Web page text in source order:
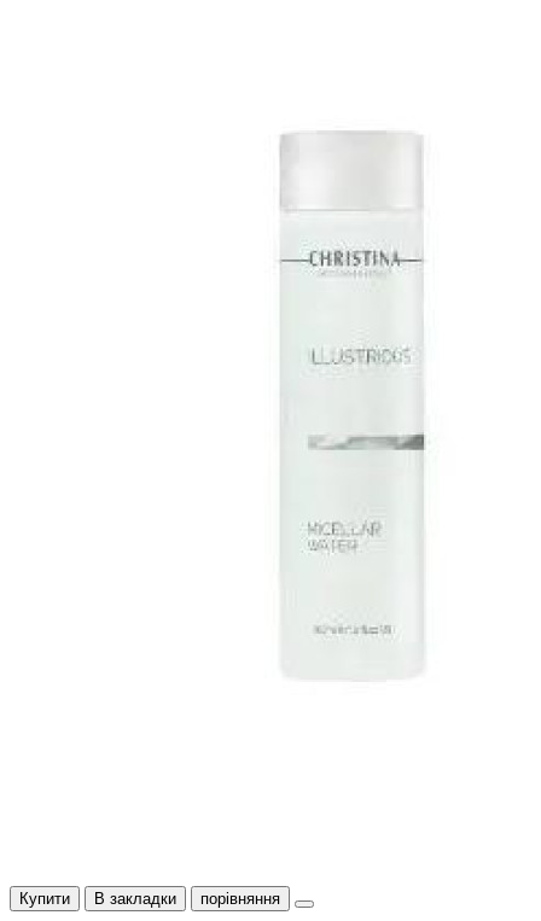
Купити В закладки порівняння